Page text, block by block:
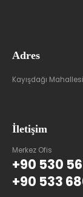
Adres
Kayışdağı
İletişim
Merkez Ofis
+90 530
+90 533